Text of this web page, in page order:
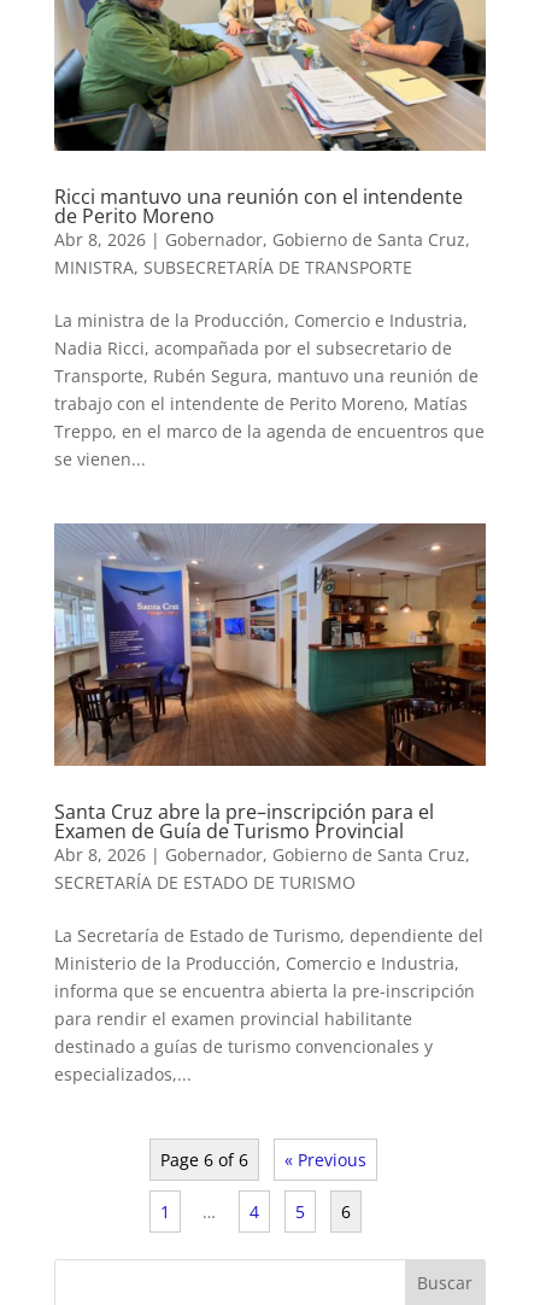
Ricci mantuvo una reunión con el intendente
de Perito Moreno
Abr 8, 2026| Gobernador, Gobierno de Santa Cruz,
MINISTRA, SUBSECRETARÍA DE TRANSPORTE
La ministra de la Producción, Comercio e Industria,
Nadia Ricci, acompañada por el subsecretario de
Transporte, Rubén Segura, mantuvo una reunión de
trabajo con el intendente de Perito Moreno, Matías
Treppo, en el marco de la agenda de encuentros que
se vienen...
Santa Cruz abre la pre–inscripción para el
Examen de Guía de Turismo Provincial
Abr 8, 2026| Gobernador, Gobierno de Santa Cruz,
SECRETARÍA DE ESTADO DE TURISMO
La Secretaría de Estado de Turismo, dependiente del
Ministerio de la Producción, Comercio e Industria,
informa que se encuentra abierta la pre-inscripción
para rendir el examen provincial habilitante
destinado a guías de turismo convencionales y
especializados,...
Page 6 of 6 « Previous
1 … 4 5 6